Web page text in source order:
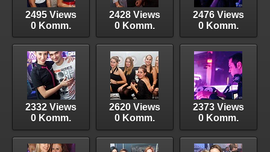
2495 Views
0 Komm.
2428 Views
0 Komm.
2476 Views
0 Komm.
2332 Views
0 Komm.
2620 Views
0 Komm.
2373 Views
0 Komm.